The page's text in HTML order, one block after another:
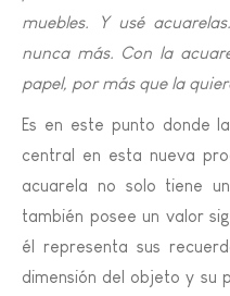
muebles. Y usé
nunca más. Con la
papel, por más que la
Es en este punto donde
central en esta nueva
acuarela no solo tiene
también posee un valor
él representa sus
dimensión del objeto y su